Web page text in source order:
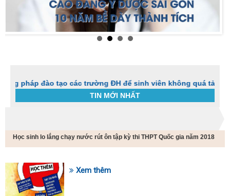
đào tạo các trường ĐH để sinh viên không quá tải với ngành
TIN MỚI NHẤT
Học sinh lo lắng chạy nước rút ôn tập kỳ thi THPT Quốc gia năm 2018
SỰ KIỆN HOT Xem thêm